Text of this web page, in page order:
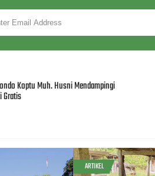
Koptu Muh. Husni Mendampingi
Gratis
ARTIKEL